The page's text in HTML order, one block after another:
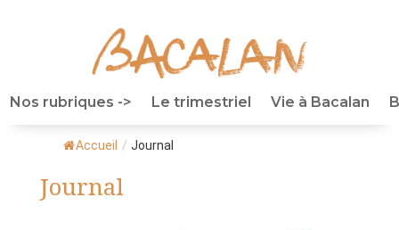
Nos rubriques -> Le trimestriel Vie à Bacalan
Accueil / Journal
Journal